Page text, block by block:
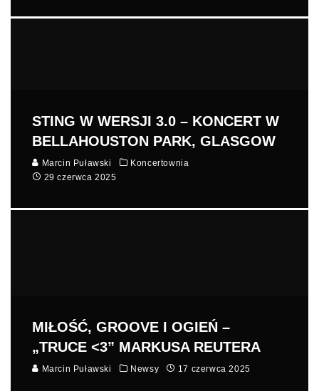
STING W WERSJI 3.0 – KONCERT W
BELLAHOUSTON PARK, GLASGOW
Marcin Puławski
Koncertownia
29 czerwca 2025
MIŁOŚĆ, GROOVE I OGIEŃ –
„TRUCE <3” MARKUSA REUTERA
Marcin Puławski Newsy 17 czerwca 2025